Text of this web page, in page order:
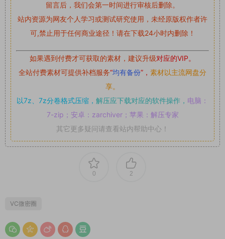
留言后，我们会第一时间进行审核后删除。
站内资源为网友个人学习或测试研究使用，未经原版权作者许
可,禁止用于任何商业途径！请在下载24小时内删除！
如果遇到付费才可获取的素材，建议升级对应的VIP。
全站付费素材可提供补档服务“均有备份”， 素材以主流网盘分
享。
以7z、7z分卷格式压缩， 解压应下载对应的软件操作， 电脑：
7-zip；安卓：zarchiver；苹果：解压专家
其它更多疑问请查看站内帮助中心！
0 2
VC微密圈